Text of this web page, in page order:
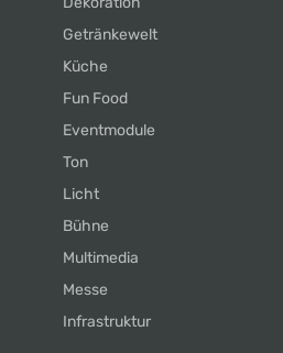
Getränkewelt
Küche
Fun Food
Eventmodule
Ton
Licht
Bühne
Multimedia
Messe
Infrastruktur